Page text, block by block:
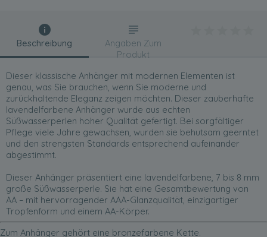
Beschreibung
Dieser klassische Anhänger mit modernen Elementen ist
genau, was Sie brauchen, wenn Sie moderne und
zurückhaltende Eleganz zeigen möchten. Dieser zauberhafte
lavendelfarbene Anhänger wurde aus echten
Süßwasserperlen hoher Qualität gefertigt. Bei sorgfältiger
Pflege viele Jahre gewachsen, wurden sie behutsam geerntet
und den strengsten Standards entsprechend aufeinander
abgestimmt.
Dieser Anhänger präsentiert eine lavendelfarbene, 7 bis 8 mm
große Süßwasserperle. Sie hat eine Gesamtbewertung von
AA – mit hervorragender AAA-Glanzqualität, einzigartiger
Tropfenform und einem AA-Körper.
Zum Anhänger gehört eine bronzefarbene Kette.
Angaben Zum
Produkt